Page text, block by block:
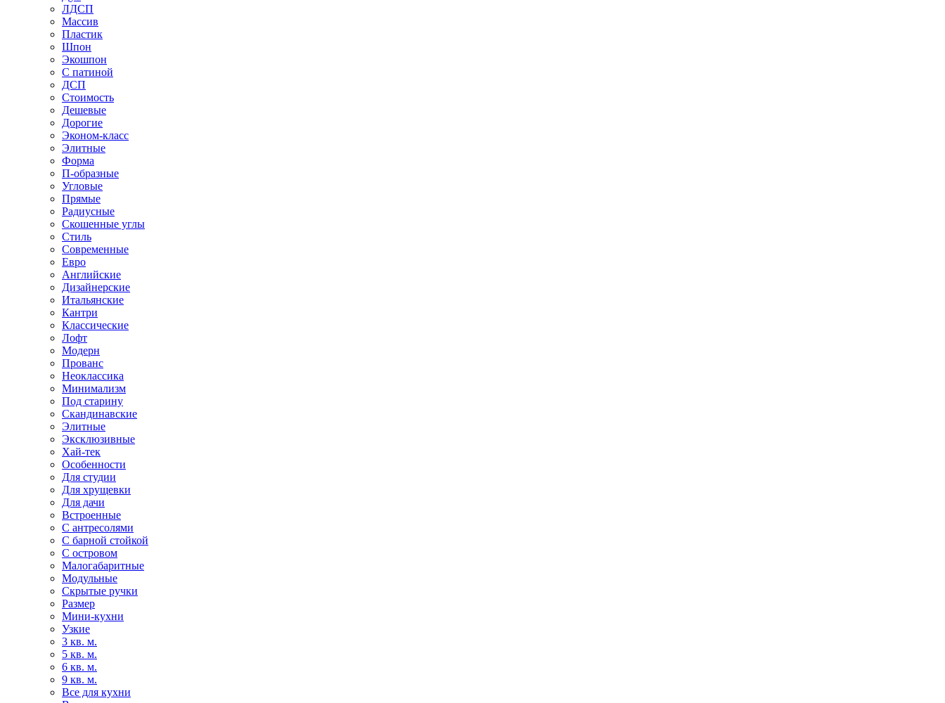
ЛДСП
Массив
Пластик
Шпон
Экошпон
С патиной
ДСП
Стоимость
Дешевые
Дорогие
Эконом-класс
Элитные
Форма
П-образные
Угловые
Прямые
Радиусные
Скошенные углы
Стиль
Современные
Евро
Английские
Дизайнерские
Итальянские
Кантри
Классические
Лофт
Модерн
Прованс
Неоклассика
Минимализм
Под старину
Скандинавские
Элитные
Эксклюзивные
Хай-тек
Особенности
Для студии
Для хрущевки
Для дачи
Встроенные
С антресолями
С барной стойкой
С островом
Малогабаритные
Модульные
Скрытые ручки
Размер
Мини-кухни
Узкие
3 кв. м.
5 кв. м.
6 кв. м.
9 кв. м.
Все для кухни